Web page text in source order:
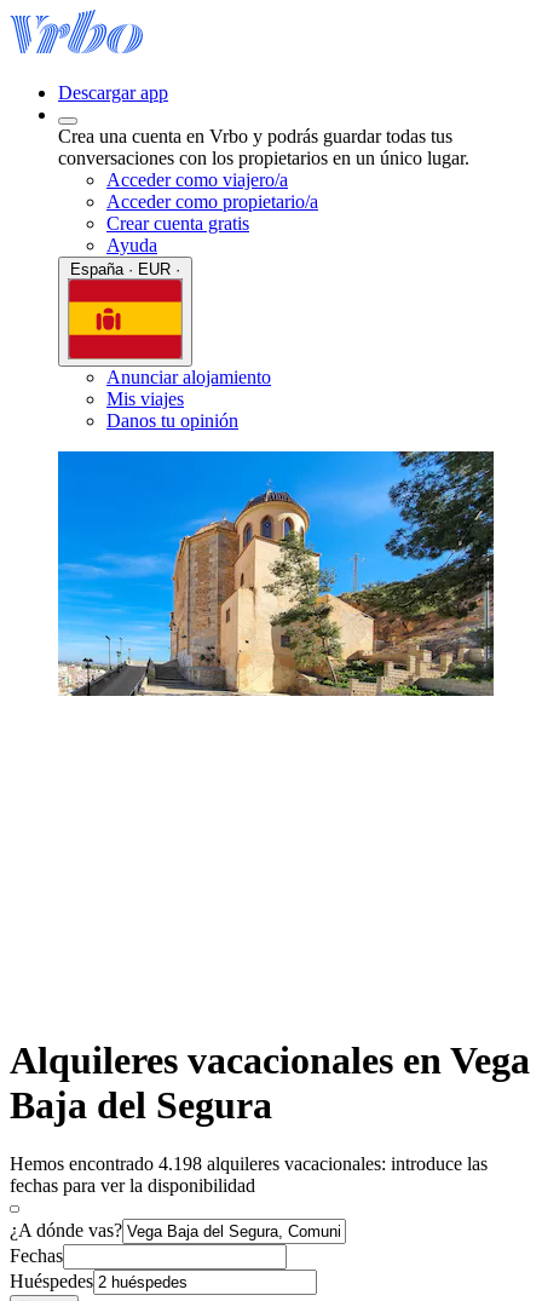
Descargar app
Crea una cuenta en Vrbo y podrás guardar todas tus
conversaciones con los propietarios en un único lugar.
Acceder como viajero/a
Acceder como propietario/a
Crear cuenta gratis
Ayuda
Anunciar alojamiento
Mis viajes
Danos tu opinión
Alquileres vacacionales en Vega
Baja del Segura
Hemos encontrado 4.198 alquileres vacacionales: introduce las
fechas para ver la disponibilidad
¿A dónde vas?
Fechas
Huéspedes